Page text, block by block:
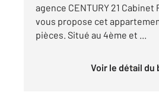
agence CENTURY 21 Cabinet
vous propose cet
pièces. Situé au 4ème et ...
Voir le détail du